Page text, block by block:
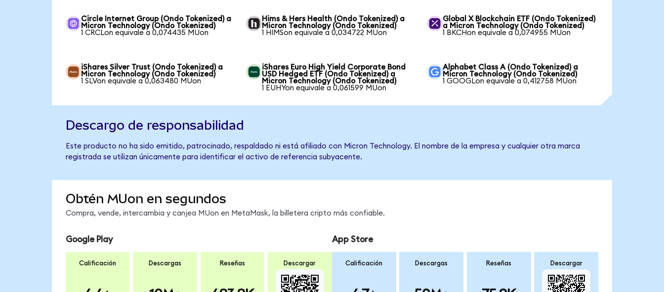
Circle Internet Group (Ondo Tokenized) a
Micron Technology (Ondo Tokenized)
1 CRCLon equivale a 0,074435 MUon
Hims & Hers Health (Ondo Tokenized) a
Micron Technology (Ondo Tokenized)
1 HIMSon equivale a 0,034722 MUon
Global X Blockchain ETF (Ondo Tokenized)
a Micron Technology (Ondo Tokenized)
1 BKCHon equivale a 0,074955 MUon
iShares Silver Trust (Ondo Tokenized) a
Micron Technology (Ondo Tokenized)
1 SLVon equivale a 0,063480 MUon
iShares Euro High Yield Corporate Bond
USD Hedged ETF (Ondo Tokenized) a
Micron Technology (Ondo Tokenized)
1 EUHYon equivale a 0,061599 MUon
Alphabet Class A (Ondo Tokenized) a
Micron Technology (Ondo Tokenized)
1 GOOGLon equivale a 0,412758 MUon
Descargo de responsabilidad
Este producto no ha sido emitido, patrocinado, respaldado ni está afiliado con Micron Technology. El nombre de la empresa y cualquier otra marca
registrada se utilizan únicamente para identificar el activo de referencia subyacente.
Obtén MUon en segundos
Compra, vende, intercambia y canjea MUon en MetaMask, la billetera cripto más confiable.
Google Play
Calificación Descargas Reseñas Descargar
App Store
Calificación Descargas Reseñas Descargar